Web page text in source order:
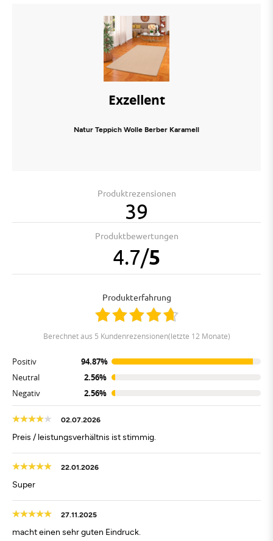
Exzellent
Natur Teppich Wolle Berber Karamell
Produktrezensionen
39
Produktbewertungen
4.7/5
Produkterfahrung
berechnet aus 5 Kundenrezensionen(letzte 12 Monate)
Positiv
94.87%
Neutral
2.56%
Negativ
2.56%
02.07.2026
Preis / leistungsverhältnis ist stimmig.
22.01.2026
Super
27.11.2025
macht einen sehr guten Eindruck.